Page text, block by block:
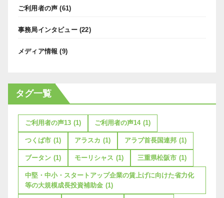
ご利用者の声 (61)
事務局インタビュー(22)
メディア情報 (9)
タグ一覧
ご利用者の声13 (1) ご利用者の声14 (1)
つくば市 (1) アラスカ (1) アラブ首長国連邦 (1)
ブータン (1) モーリシャス (1) 三重県松阪市 (1)
中堅・中小・スタートアップ企業の賃上げに向けた省力化
等の大規模成長投資補助金 (1)